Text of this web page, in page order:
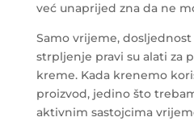
već unaprijed zna da ne
Samo vrijeme,
strpljenje pravi su alati za
kreme. Kada krenemo
proizvod, jedino što
aktivnim sastojcima